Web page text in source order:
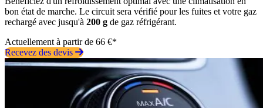
bon état de marche. Le circuit sera vérifié pour les fuites et votre gaz
rechargé avec jusqu'à 200 g de gaz réfrigérant.
Actuellement à partir de 66 €*
Recevez des devis